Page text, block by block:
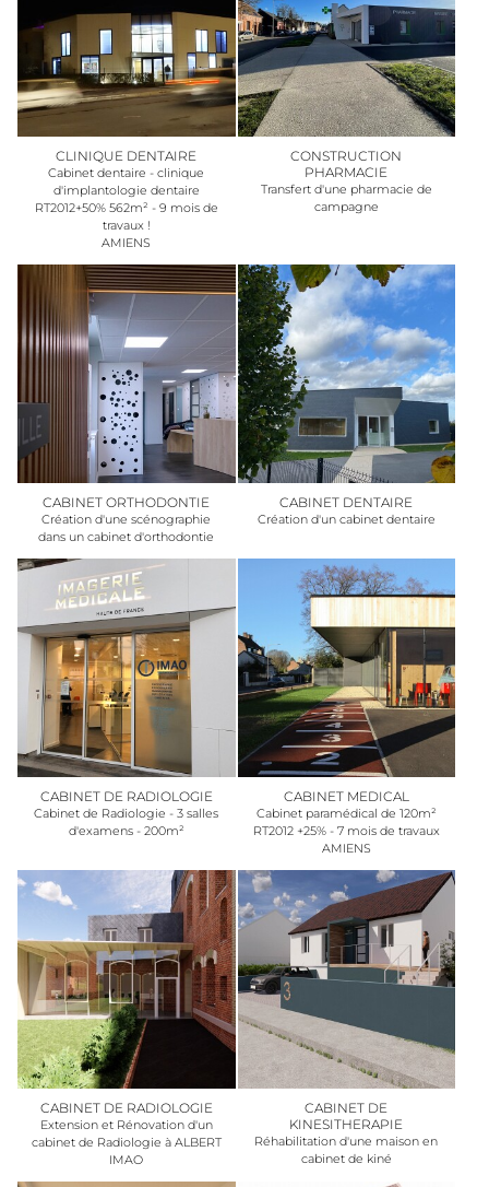
CLINIQUE DENTAIRE
Cabinet dentaire - clinique
d'implantologie dentaire
RT2012+50% 562m² - 9 mois de
travaux !
AMIENS
CONSTRUCTION
PHARMACIE
Transfert d'une pharmacie de
campagne
CABINET ORTHODONTIE
Création d'une scénographie
dans un cabinet d'orthodontie
CABINET DENTAIRE
Création d'un cabinet dentaire
CABINET DE RADIOLOGIE
Cabinet de Radiologie - 3 salles
d'examens - 200m²
CABINET MEDICAL
Cabinet paramédical de 120m²
RT2012 +25% - 7 mois de travaux
AMIENS
CABINET DE RADIOLOGIE
Extension et Rénovation d'un
cabinet de Radiologie à ALBERT
IMAO
CABINET DE
KINESITHERAPIE
Réhabilitation d'une maison en
cabinet de kiné